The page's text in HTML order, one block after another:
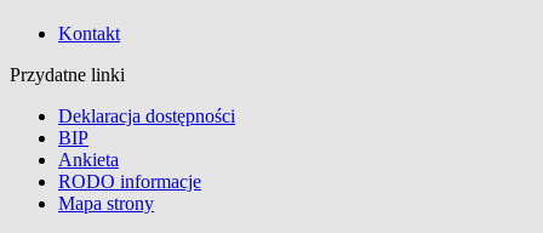
Kontakt
Przydatne linki
Deklaracja dostępności
BIP
Ankieta
RODO informacje
Mapa strony